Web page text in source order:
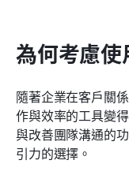
為何考慮
隨著企業在客戶關
作與效率的工具變
與改善團隊溝通的
引力的選擇。